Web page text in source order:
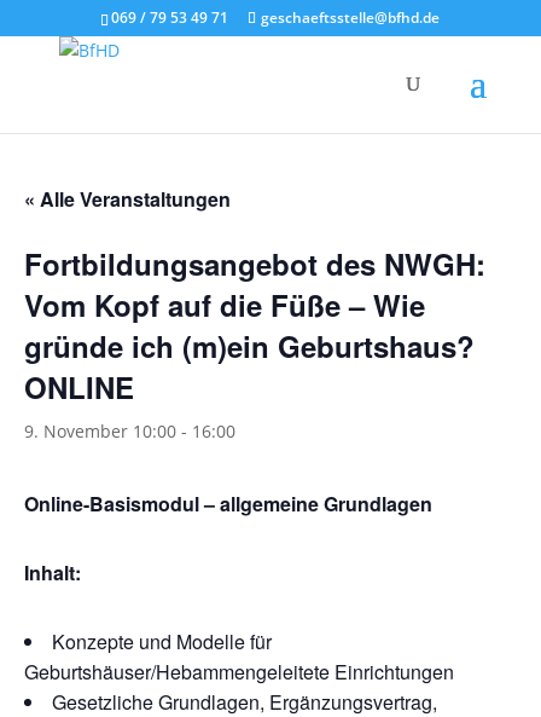
069 / 79 53 49 71 geschaeftsstelle@bfhd.de
« Alle Veranstaltungen
Fortbildungsangebot des NWGH:
Vom Kopf auf die Füße – Wie
gründe ich (m)ein Geburtshaus?
ONLINE
9. November 10:00 - 16:00
Online-Basismodul – allgemeine Grundlagen
Inhalt:
Konzepte und Modelle für
Geburtshäuser/Hebammengeleitete Einrichtungen
Gesetzliche Grundlagen, Ergänzungsvertrag,